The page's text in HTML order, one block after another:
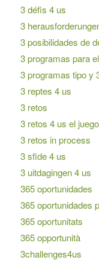
3 défis 4 us
3
3 posibilidades de
3 programas para
3 programas tipo y
3 reptes 4 us
3 retos
3 retos 4 us el juego
3 retos in process
3 sfide 4 us
3 uitdagingen 4 us
365 oportunidades
365 oportunidades
365 oportunitats
365 opportunità
3challenges4us